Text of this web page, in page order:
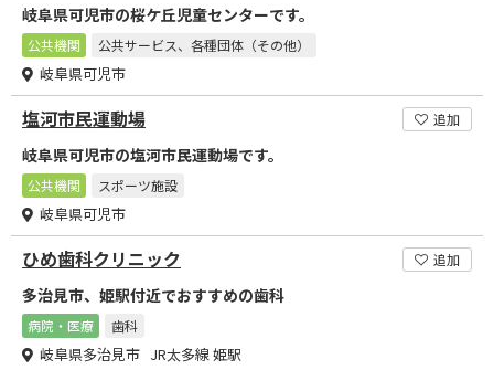
岐阜県可児市の桜ケ丘児童センターです。
公共機関 公共サービス、各種団体（その他）
岐阜県可児市
塩河市民運動場 追加
岐阜県可児市の塩河市民運動場です。
公共機関 スポーツ施設
岐阜県可児市
ひめ歯科クリニック 追加
多治見市、姫駅付近でおすすめの歯科
病院・医療 歯科
岐阜県多治見市 JR太多線 姫駅